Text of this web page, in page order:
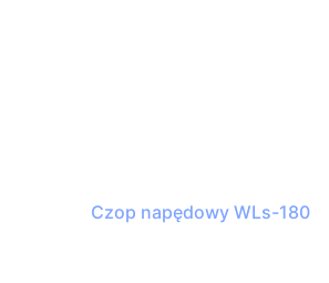
Czop napędowy WLs-180